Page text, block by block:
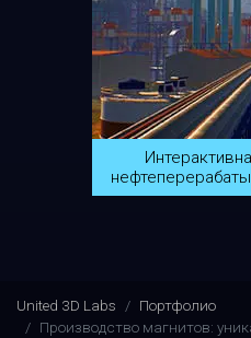
United 3D Labs
Портфолио
Производство магнитов: